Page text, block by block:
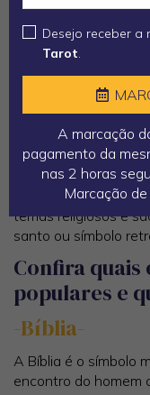
da magia que
anéis, correntes e
Têm uma força
seu significado e
forma e a
metálica,
é pendurada numa
Normalmente, as
temas religiosos e
santo ou símbolo
Confira quais
populares e
-Bíblia-
A Bíblia é o símbolo
encontro do homem
Desejo receber a
Tarot.
A marcação
pagamento da
nas 2 horas
Marcação